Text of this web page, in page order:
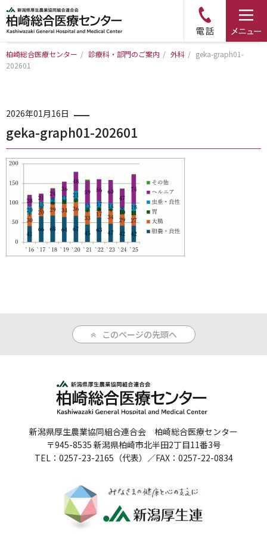
トップページ
診療科・部門のご案内
アクセス
外来のご案内
入院のご案内
個人情報保護方針
反社会的勢力に対する基本方針
院内感染対策指針
柏崎総合医療センター / 診療科・部門のご案内 / 外科 / geka-graph01-
202601
2026年01月16日
geka-graph01-202601
このページの先頭へ
新潟県厚生農業協同組合連合会 柏崎総合医療センター
〒945-8535 新潟県柏崎市北半田2丁目11番3号
TEL：0257-23-2165（代表）／FAX：0257-22-0834